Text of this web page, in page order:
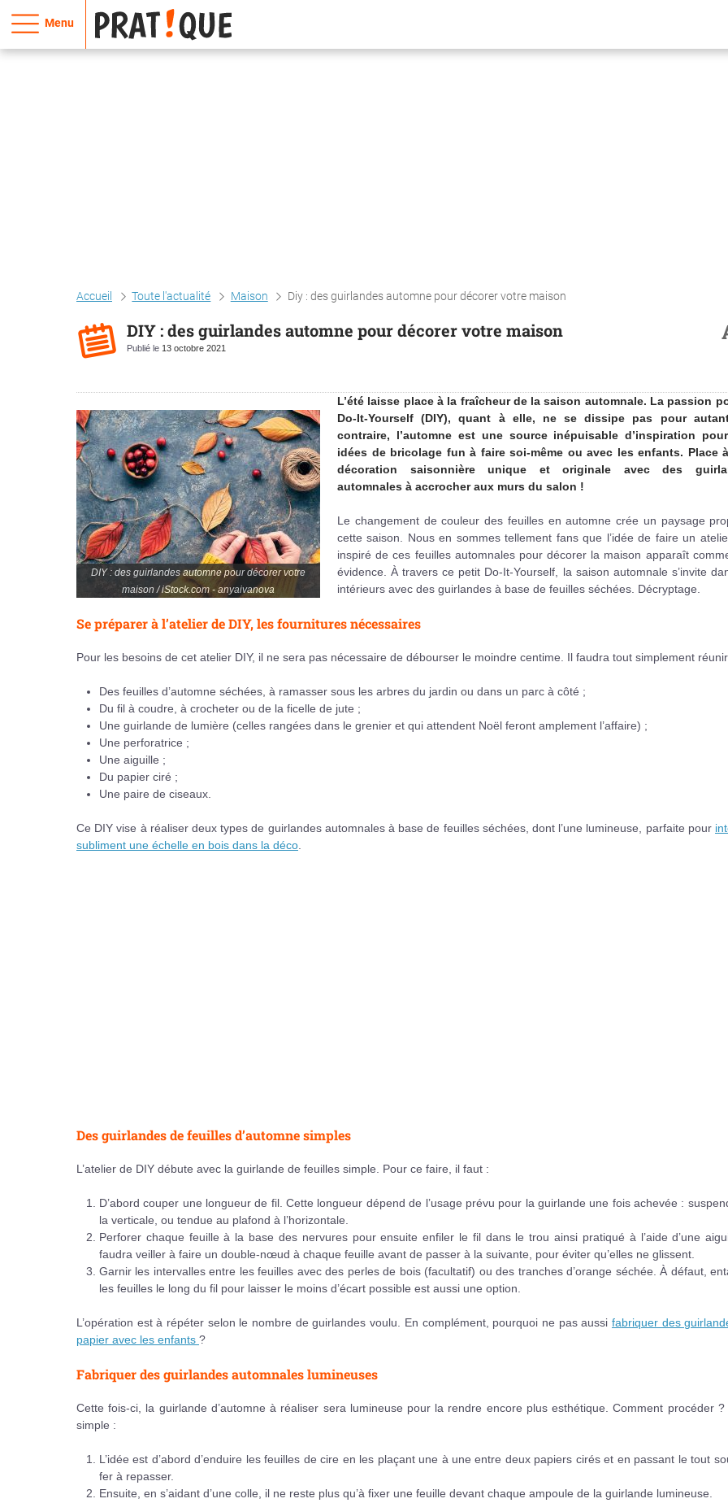
Menu
Accueil Toute l'actualité Maison Diy : des guirlandes automne pour décorer votre maison
DIY : des guirlandes automne pour décorer votre maison
Publié le 13 octobre 2021
DIY : des guirlandes automne pour décorer votre
maison / iStock.com - anyaivanova
L’été laisse place à la fraîcheur de la saison automnale. La passion
Do-It-Yourself (DIY), quant à elle, ne se dissipe pas pour
contraire, l’automne est une source inépuisable d’inspiration
idées de bricolage fun à faire soi-même ou avec les enfants. Place
décoration saisonnière unique et originale avec des
automnales à accrocher aux murs du salon !
Le changement de couleur des feuilles en automne crée un paysage
cette saison. Nous en sommes tellement fans que l’idée de faire un
inspiré de ces feuilles automnales pour décorer la maison apparaît
évidence. À travers ce petit Do-It-Yourself, la saison automnale s’invite
intérieurs avec des guirlandes à base de feuilles séchées. Décryptage.
Se préparer à l’atelier de DIY, les fournitures nécessaires
Pour les besoins de cet atelier DIY, il ne sera pas nécessaire de débourser le moindre centime. Il faudra tout simplement
Des feuilles d’automne séchées, à ramasser sous les arbres du jardin ou dans un parc à côté ;
Du fil à coudre, à crocheter ou de la ficelle de jute ;
Une guirlande de lumière (celles rangées dans le grenier et qui attendent Noël feront amplement l’affaire) ;
Une perforatrice ;
Une aiguille ;
Du papier ciré ;
Une paire de ciseaux.
Ce DIY vise à réaliser deux types de guirlandes automnales à base de feuilles séchées, dont l’une lumineuse, parfaite pour
subliment une échelle en bois dans la déco
Des guirlandes de feuilles d’automne simples
L’atelier de DIY débute avec la guirlande de feuilles simple. Pour ce faire, il faut :
D’abord couper une longueur de fil. Cette longueur dépend de l’usage prévu pour la guirlande une fois achevée :
la verticale, ou tendue au plafond à l’horizontale.
Perforer chaque feuille à la base des nervures pour ensuite enfiler le fil dans le trou ainsi pratiqué à l’aide d’une
faudra veiller à faire un double-nœud à chaque feuille avant de passer à la suivante, pour éviter qu’elles ne glissent.
Garnir les intervalles entre les feuilles avec des perles de bois (facultatif) ou des tranches d’orange séchée. À défaut,
les feuilles le long du fil pour laisser le moins d’écart possible est aussi une option.
L’opération est à répéter selon le nombre de guirlandes voulu. En complément, pourquoi ne pas aussi fabriquer des
papier avec les enfants ?
Fabriquer des guirlandes automnales lumineuses
Cette fois-ci, la guirlande d’automne à réaliser sera lumineuse pour la rendre encore plus esthétique. Comment procéder ?
simple :
L’idée est d’abord d’enduire les feuilles de cire en les plaçant une à une entre deux papiers cirés et en passant le tout
fer à repasser.
Ensuite, en s’aidant d’une colle, il ne reste plus qu’à fixer une feuille devant chaque ampoule de la guirlande lumineuse.